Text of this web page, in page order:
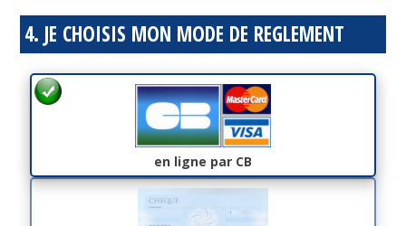
4. JE CHOISIS MON MODE DE REGLEMENT
en ligne par CB